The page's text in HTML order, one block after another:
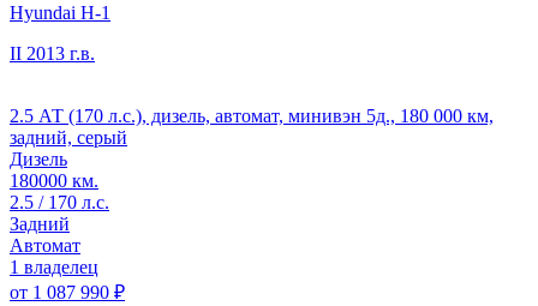
Hyundai H-1
II 2013 г.в.
2.5 АТ (170 л.с.), дизель, автомат, минивэн 5д., 180 000 км,
задний, серый
Дизель
180000 км.
2.5 / 170 л.с.
Задний
Автомат
1 владелец
от 1 087 990 ₽